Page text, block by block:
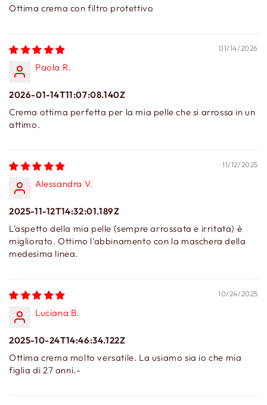
Ottima crema con filtro protettivo
01/14/2026
Paola R.
2026-01-14T11:07:08.140Z
Crema ottima perfetta per la mia pelle che si arrossa in un
attimo.
11/12/2025
Alessandra V.
2025-11-12T14:32:01.189Z
L'aspetto della mia pelle (sempre arrossata e irritata) è
migliorato. Ottimo l'abbinamento con la maschera della
medesima linea.
10/24/2025
Luciana B.
2025-10-24T14:46:34.122Z
Ottima crema molto versatile. La usiamo sia io che mia
figlia di 27 anni.-